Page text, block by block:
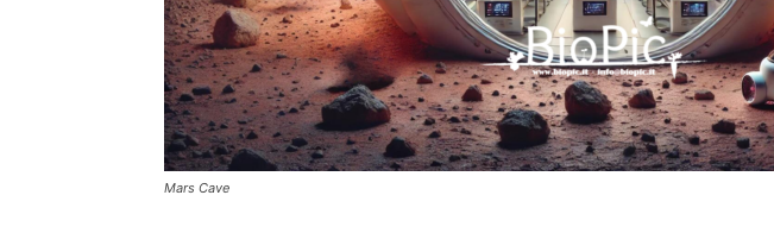
Mars Cave